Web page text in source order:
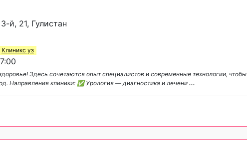
й, 21, Гулистан
Клиникс уз
Здесь сочетаются опыт специалистов и современные технологии, чтобы
Направления клиники: ✅ Урология — диагностика и лечени...